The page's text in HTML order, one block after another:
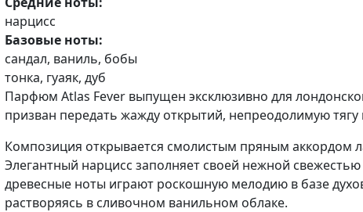
нарцисс
Базовые ноты:
сандал, ваниль, бобы
тонка, гуаяк, дуб
Парфюм Atlas Fever выпущен эксклюзивно для
призван передать жажду открытий, непреодолимую
Композиция открывается смолистым пряным аккордом
Элегантный нарцисс заполняет своей нежной
древесные ноты играют роскошную мелодию в базе
растворяясь в сливочном ванильном облаке.